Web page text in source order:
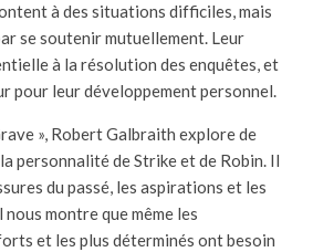
à des situations difficiles, mais
se soutenir mutuellement. Leur
à la résolution des enquêtes, et
pour leur développement personnel.
», Robert Galbraith explore de
personnalité de Strike et de Robin. Il
du passé, les aspirations et les
montre que même les
et les plus déterminés ont besoin